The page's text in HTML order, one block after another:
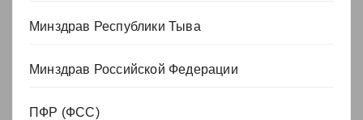
Минздрав Республики Тыва
Минздрав Российской Федерации
ПФР (ФСС)